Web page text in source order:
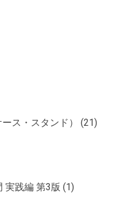
ス・スタンド）
(21)
実践編 第3版 (1)